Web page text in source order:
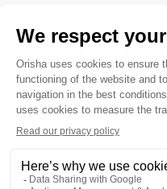
achats
rapides et transparentes pour